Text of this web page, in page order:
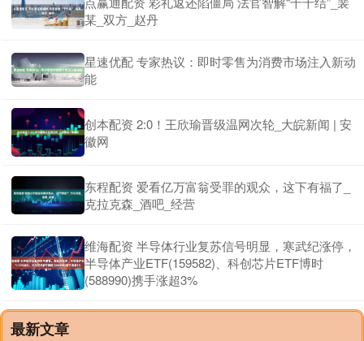
某_双方_赵丹
星速优配 专家热议：即时零售为消费市场注入新动
能
创本配资 2:0！王欣瑜晋级温网次轮_大皖新闻 | 安
徽网
东程配资 爱看亿万富翁受罪的观众，这下有福了_
克拉克森_酒吧_经营
维海配资 半导体行业复苏信号明显，寒武纪涨停，
半导体产业ETF(159582)、科创芯片ETF博时
(588990)携手涨超3%
最新文章